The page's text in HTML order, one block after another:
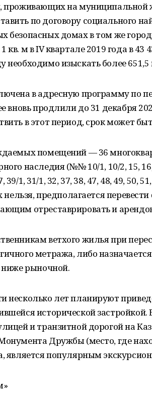
проживающих на
по договору социального
безопасных домах в том же
м в IV квартале 2019 года в 43
необходимо изыскать более
в адресную программу по
вновь продлили до 31 декабря
в этот период, срок может
помещений — 36
наследия (№№ 10/1, 10/2, 15, 16,
39/1, 31/1, 32, 37, 38, 47, 48, 49, 50,
нельзя, предполагается
отреставрировать и
ветхого жилья при
метража, либо
ниже рыночной.
несколько лет планируют
исторической
и транзитной дорогой на
Дружбы (место, где
является популярным